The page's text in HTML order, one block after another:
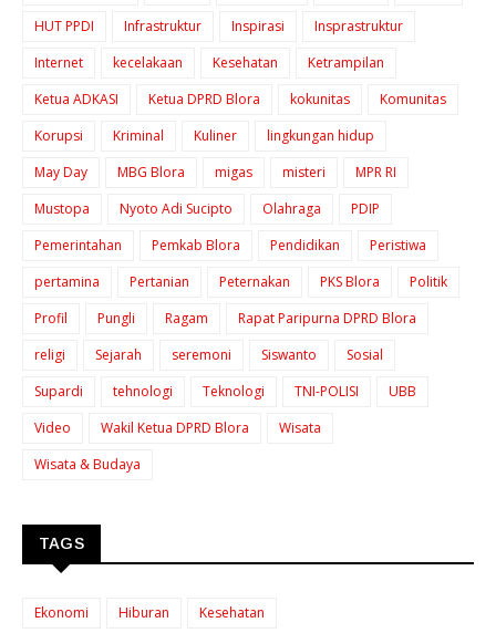
HUT PPDI
Infrastruktur Inspirasi
Insprastruktur
Internet
kecelakaan Kesehatan
Ketrampilan
Ketua ADKASI
Ketua DPRD Blora kokunitas
Komunitas
Korupsi
Kriminal Kuliner
lingkungan hidup
May Day
MBG Blora migas misteri
MPR RI
Mustopa
Nyoto Adi Sucipto Olahraga
PDIP
Pemerintahan
Pemkab Blora Pendidikan
Peristiwa
pertamina
Pertanian Peternakan PKS Blora
Politik
Profil
Pungli Ragam
Rapat Paripurna DPRD Blora
religi
Sejarah seremoni Siswanto
Sosial
Supardi
tehnologi Teknologi TNI-POLISI
UBB
Video
Wakil Ketua DPRD Blora
Wisata
Wisata & Budaya
TAGS
Ekonomi Hiburan Kesehatan